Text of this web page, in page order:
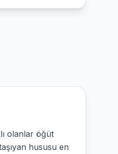
olanlar öğüt
hususu en